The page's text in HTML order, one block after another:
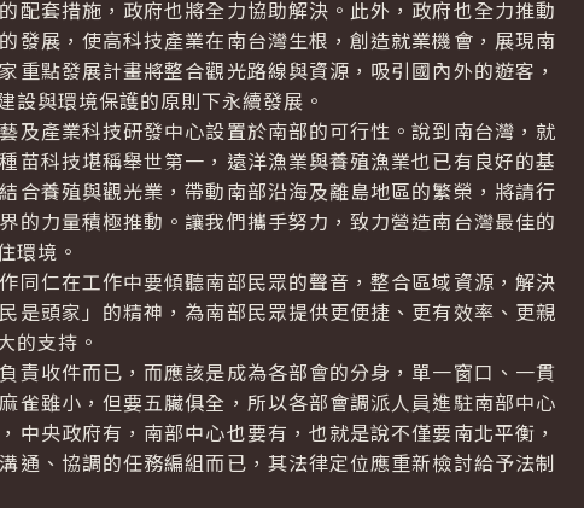
配套措施，政府也將全力協助解決。此外，政府也全力推動
發展，使高科技產業在南台灣生根，創造就業機會，展現南
點發展計畫將整合觀光路線與資源，吸引國內外的遊客，
設與環境保護的原則下永續發展。
及產業科技研發中心設置於南部的可行性。說到南台灣，就
苗科技堪稱舉世第一，遠洋漁業與養殖漁業也已有良好的基
合養殖與觀光業，帶動南部沿海及離島地區的繁榮，將請行
的力量積極推動。讓我們攜手努力，致力營造南台灣最佳的
環境。
同仁在工作中要傾聽南部民眾的聲音，整合區域資源，解決
是頭家」的精神，為南部民眾提供更便捷、更有效率、更親
的支持。
責收件而已，而應該是成為各部會的分身，單一窗口、一貫
雀雖小，但要五臟俱全，所以各部會調派人員進駐南部中心
央政府有，南部中心也要有，也就是說不僅要南北平衡，
通、協調的任務編組而已，其法律定位應重新檢討給予法制